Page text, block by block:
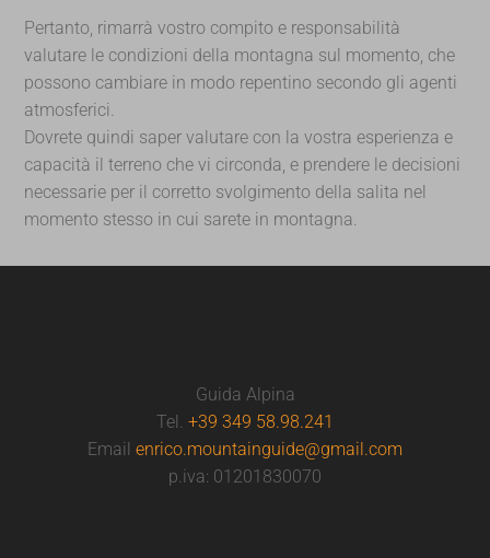
Pertanto, rimarrà vostro compito e responsabilità
valutare le condizioni della montagna sul momento, che
possono cambiare in modo repentino secondo gli agenti
atmosferici.
Dovrete quindi saper valutare con la vostra esperienza e
capacità il terreno che vi circonda, e prendere le decisioni
necessarie per il corretto svolgimento della salita nel
momento stesso in cui sarete in montagna.
Guida Alpina
Tel. +39 349 58.98.241
Email enrico.mountainguide@gmail.com
p.iva: 01201830070